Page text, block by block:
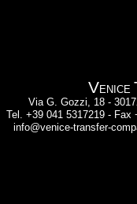
VENICE
Via G. Gozzi, 18 -
Tel. +39 041 5317219 - Fax
info@venice-transfer-